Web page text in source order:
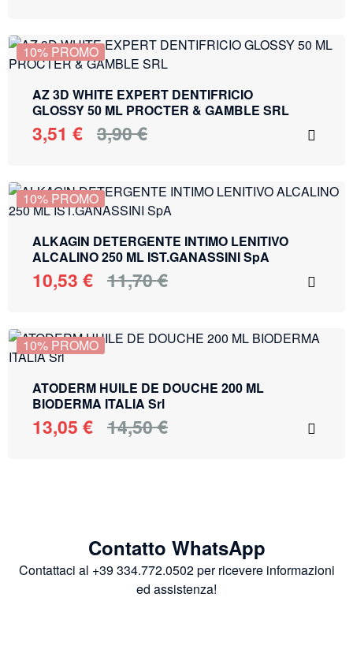
10% PROMO
AZ 3D WHITE EXPERT DENTIFRICIO
GLOSSY 50 ML PROCTER & GAMBLE SRL
3,90€
3,51 €
10% PROMO
ALKAGIN DETERGENTE INTIMO LENITIVO
ALCALINO 250 ML IST.GANASSINI SpA
11,70€
10,53 €
10% PROMO
ATODERM HUILE DE DOUCHE 200 ML
BIODERMA ITALIA Srl
14,50€
13,05 €
Contatto WhatsApp
Contattaci al +39 334.772.0502 per ricevere informazioni
ed assistenza!